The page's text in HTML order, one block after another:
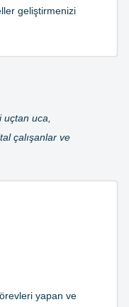
geliştirmenizi
uca,
çalışanlar ve
yapan ve